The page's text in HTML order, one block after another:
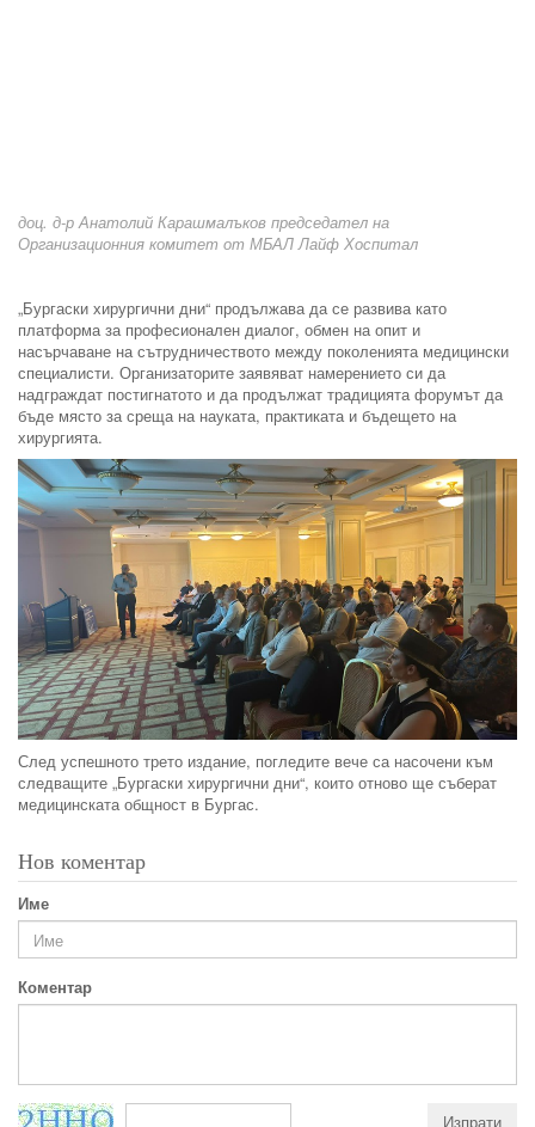
доц. д-р Анатолий Карашмалъков председател на
Организационния комитет от МБАЛ Лайф Хоспитал
„Бургаски хирургични дни“ продължава да се развива като
платформа за професионален диалог, обмен на опит и
насърчаване на сътрудничеството между поколенията медицински
специалисти. Организаторите заявяват намерението си да
надграждат постигнатото и да продължат традицията форумът да
бъде място за среща на науката, практиката и бъдещето на
хирургията.
След успешното трето издание, погледите вече са насочени към
следващите „Бургаски хирургични дни“, които отново ще съберат
медицинската общност в Бургас.
Нов коментар
Име
Коментар